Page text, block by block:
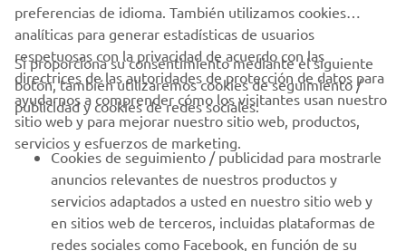
CORPORATIVO
PROFESIONALES
MÁS YAMAHA
AYUDA
preferencias de idioma. También utilizamos cookies
analíticas para generar estadísticas de usuarios
respetuosas con la privacidad de acuerdo con las
directrices de las autoridades de protección de datos para
ayudarnos a comprender cómo los visitantes usan nuestro
sitio web y para mejorar nuestro sitio web, productos,
servicios y esfuerzos de marketing.
Si proporciona su consentimiento mediante el siguiente
botón, también utilizaremos cookies de seguimiento /
publicidad y cookies de redes sociales:
Cookies de seguimiento / publicidad para mostrarle
anuncios relevantes de nuestros productos y
servicios adaptados a usted en nuestro sitio web y
en sitios web de terceros, incluidas plataformas de
redes sociales como Facebook, en función de su